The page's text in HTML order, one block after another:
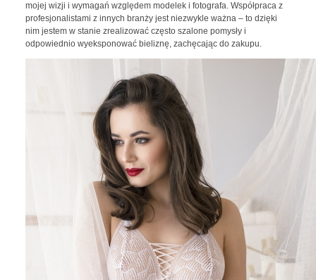
mojej wizji i wymagań względem modelek i fotografa. Współpraca z
profesjonalistami z innych branży jest niezwykle ważna – to dzięki
nim jestem w stanie zrealizować często szalone pomysły i
odpowiednio wyeksponować bieliznę, zachęcając do zakupu.